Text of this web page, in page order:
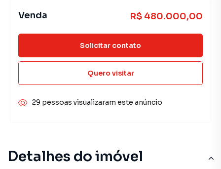
Detalhes do imóvel
Venda R$ 480.000,00
Solicitar contato
Quero visitar
29 pessoas visualizaram este anúncio